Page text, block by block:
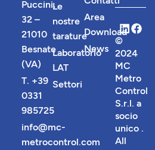
Puccini,
32 –
21010
Besnate
(VA)
T. +39
0331
985725
info@mc-
metrocontrol.com
Le
nostre
tarature
Laboratorio
LAT
Settori
Area
Download
News
©
2024
MC
Metro
Control
S.r.l. a
socio
unico .
All